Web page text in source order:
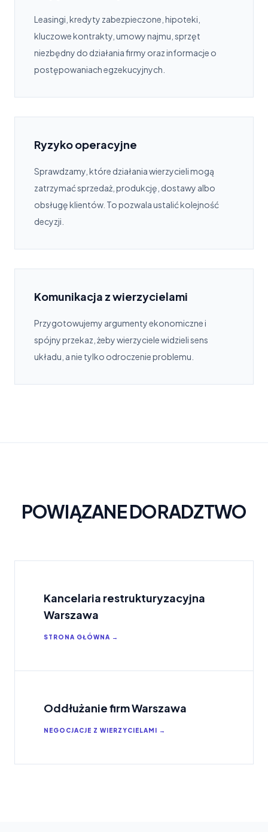
Leasingi, kredyty zabezpieczone, hipoteki,
kluczowe kontrakty, umowy najmu, sprzęt
niezbędny do działania firmy oraz informacje o
postępowaniach egzekucyjnych.
Ryzyko operacyjne
Sprawdzamy, które działania wierzycieli mogą
zatrzymać sprzedaż, produkcję, dostawy albo
obsługę klientów. To pozwala ustalić kolejność
decyzji.
Komunikacja z wierzycielami
Przygotowujemy argumenty ekonomiczne i
spójny przekaz, żeby wierzyciele widzieli sens
układu, a nie tylko odroczenie problemu.
POWIĄZANE DORADZTWO
Kancelaria restrukturyzacyjna
Warszawa
STRONA GŁÓWNA →
Oddłużanie firm Warszawa
NEGOCJACJE Z WIERZYCIELAMI →